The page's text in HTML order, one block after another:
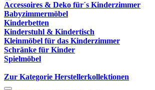
Accessoires & Deko für´s Kinderzimmer
Babyzimmermöbel
Kinderbetten
Kinderstuhl & Kindertisch
Kleinmöbel für das Kinderzimmer
Schränke für Kinder
Spielmöbel
Zur Kategorie Herstellerkollektionen